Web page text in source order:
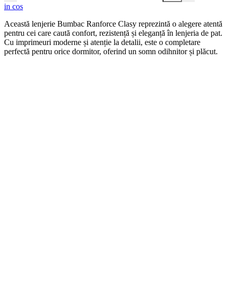
in cos
Această lenjerie Bumbac Ranforce Clasy reprezintă o alegere atentă
pentru cei care caută confort, rezistență și eleganță în lenjeria de pat.
Cu imprimeuri moderne și atenție la detalii, este o completare
perfectă pentru orice dormitor, oferind un somn odihnitor și plăcut.